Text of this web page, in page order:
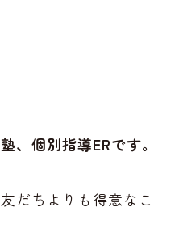
、個別指導ERです。
だちよりも得意なこ